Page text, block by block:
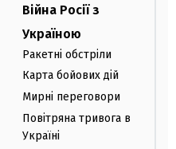
Війна Росії з
Україною
Ракетні обстріли
Карта бойових дій
Мирні переговори
Повітряна тривога в
Україні